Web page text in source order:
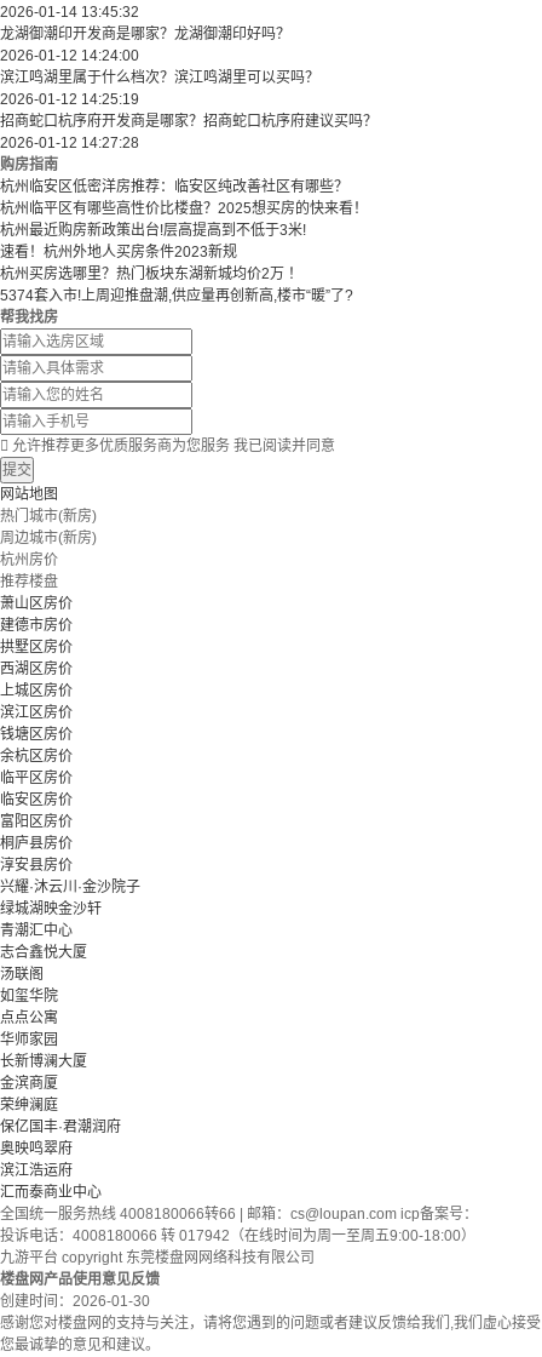
2026-01-14 13:45:32
龙湖御潮印开发商是哪家？龙湖御潮印好吗？
2026-01-12 14:24:00
滨江鸣湖里属于什么档次？滨江鸣湖里可以买吗？
2026-01-12 14:25:19
招商蛇口杭序府开发商是哪家？招商蛇口杭序府建议买吗？
2026-01-12 14:27:28
购房指南
杭州临安区低密洋房推荐：临安区纯改善社区有哪些？
​​杭州临平区有哪些高性价比楼盘？2025想买房的快来看！​
杭州最近购房新政策出台!层高提高到不低于3米!
速看！杭州外地人买房条件2023新规
杭州买房选哪里？热门板块东湖新城均价2万 ！
5374套入市!上周迎推盘潮,供应量再创新高,楼市“暖”了?
帮我找房
 允许推荐更多优质服务商为您服务 我已阅读并同意
提交
网站地图
热门城市(新房)
周边城市(新房)
杭州房价
推荐楼盘
萧山区房价
建德市房价
拱墅区房价
西湖区房价
上城区房价
滨江区房价
钱塘区房价
余杭区房价
临平区房价
临安区房价
富阳区房价
桐庐县房价
淳安县房价
兴耀·沐云川·金沙院子
绿城湖映金沙轩
青潮汇中心
志合鑫悦大厦
汤联阁
如玺华院
点点公寓
华师家园
长新博澜大厦
金滨商厦
荣绅澜庭
保亿国丰·君潮润府
奥映鸣翠府
滨江浩运府
汇而泰商业中心
全国统一服务热线 4008180066转66 | 邮箱： cs@loupan.com icp备案号：
投诉电话：4008180066 转 017942（在线时间为周一至周五9:00-18:00）
九游平台 copyright 东莞楼盘网网络科技有限公司
楼盘网产品使用意见反馈
创建时间： 2026-01-30
感谢您对楼盘网的支持与关注，请将您遇到的问题或者建议反馈给我们,我们虚心接受
您最诚挚的意见和建议。